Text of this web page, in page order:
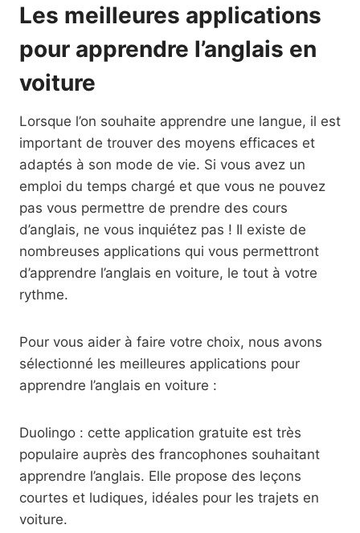
Les meilleures applications
pour apprendre l’anglais en
voiture
Lorsque l’on souhaite apprendre une langue, il est
important de trouver des moyens efficaces et
adaptés à son mode de vie. Si vous avez un
emploi du temps chargé et que vous ne pouvez
pas vous permettre de prendre des cours
d’anglais, ne vous inquiétez pas ! Il existe de
nombreuses applications qui vous permettront
d’apprendre l’anglais en voiture, le tout à votre
rythme.
Pour vous aider à faire votre choix, nous avons
sélectionné les meilleures applications pour
apprendre l’anglais en voiture :
Duolingo : cette application gratuite est très
populaire auprès des francophones souhaitant
apprendre l’anglais. Elle propose des leçons
courtes et ludiques, idéales pour les trajets en
voiture.